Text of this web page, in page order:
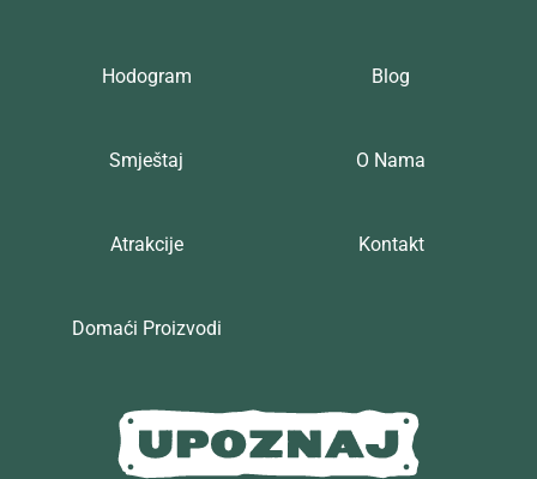
Hodogram
Smještaj
Atrakcije
Domaći Proizvodi
Blog
O Nama
Kontakt